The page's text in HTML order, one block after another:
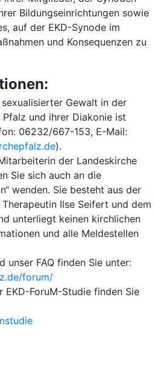
Bildungseinrichtungen sowie
auf der EKD-Synode im
und Konsequenzen zu
Gewalt in der
und ihrer Diakonie ist
06232/667-153, E-Mail:
).
der Landeskirche
Sie sich auch an die
wenden. Sie besteht aus der
Ilse Seifert und dem
unterliegt keinen kirchlichen
und alle Meldestellen
unser FAQ finden Sie unter:
forum/
EKD-ForuM-Studie finden Sie